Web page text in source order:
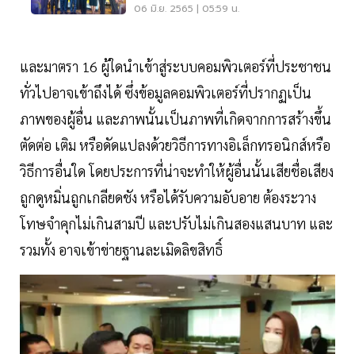
06 มิ.ย. 2565 | 05:59 น.
และมาตรา 16 ผู้ใดนำเข้าสู่ระบบคอมพิวเตอร์ที่ประชาชน
ทั่วไปอาจเข้าถึงได้ ซึ่งข้อมูลคอมพิวเตอร์ที่ปรากฏเป็น
ภาพของผู้อื่น และภาพนั้นเป็นภาพที่เกิดจากการสร้างขึ้น
ตัดต่อ เติม หรือดัดแปลงด้วยวิธีการทางอิเล็กทรอนิกส์หรือ
วิธีการอื่นใด โดยประการที่น่าจะทำให้ผู้อื่นนั้นเสียชื่อเสียง
ถูกดูหมิ่นถูกเกลียดชัง หรือได้รับความอับอาย ต้องระวาง
โทษจำคุกไม่เกินสามปี และปรับไม่เกินสองแสนบาท และ
รวมทั้ง อาจเข้าข่ายฐานละเมิดลิขสิทธิ์